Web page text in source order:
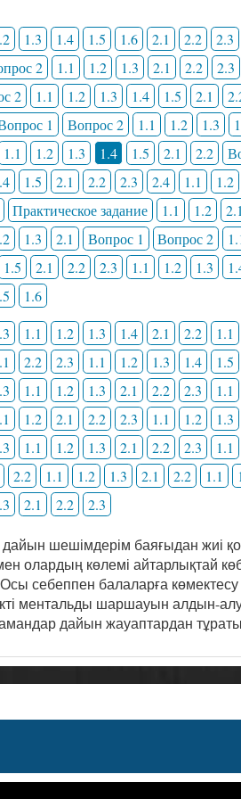
1.3 1.4 1.5 1.6 2.1 2.2 2.3
2 1.1 1.2 1.3 2.1 2.2 2.3
2 1.1 1.2 1.3 1.4 1.5 2.1
1 Вопрос 2 1.1 1.2 1.3
1.1 1.2 1.3 1.4 1.5 2.1 2.2
1.5 2.1 2.2 2.3 2.4 1.1 1.2
Практическое задание 1.1 1.2 2.1
1.3 2.1 Вопрос 1 Вопрос 2
1.5 2.1 2.2 2.3 1.1 1.2 1.3
1.6
1.1 1.2 1.3 1.4 2.1 2.2 1.1
2.2 2.3 1.1 1.2 1.3 1.4 1.5
1.1 1.2 1.3 2.1 2.2 2.3 1.1
1.2 2.1 2.2 2.3 1.1 1.2 1.3
1.1 1.2 1.3 2.1 2.2 2.3 1.1
2.2 1.1 1.2 1.3 2.1 2.2 1.1
2.1 2.2 2.3
шешімдерім баяғыдан жиі
олардың көлемі айтарлықтай
Осы себеппен балаларға
ментальды шаршауын алдын-
дайын жауаптардан